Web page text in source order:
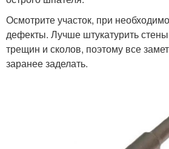
Осмотрите участок, при
дефекты. Лучше штукатурить
трещин и сколов, поэтому все
заранее заделать.